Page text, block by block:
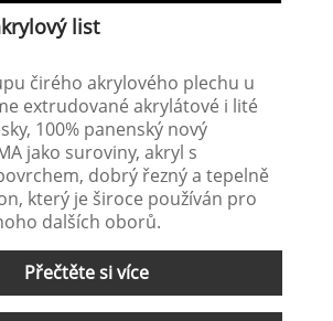
list
čirého akrylového plechu u
extrudované akrylátové i lité
100% panenský nový
jako suroviny, akryl s
dobrý řezný a tepelně
který je široce používán pro
dalších oborů.
Přečtěte si více